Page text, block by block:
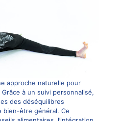
approche naturelle pour
à un suivi personnalisé,
des déséquilibres
bien-être général. Ce